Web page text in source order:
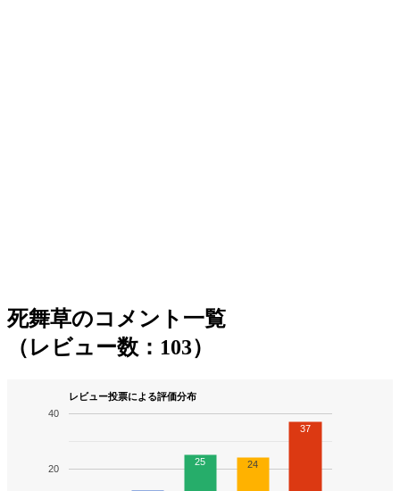
死舞草のコメント一覧
（レビュー数：103）
レビュー投票による評価分布
20
40
25 24
37